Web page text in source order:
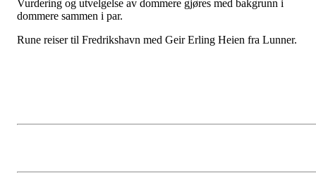
Vurdering og utvelgelse av dommere gjøres med bakgrunn i
dommere sammen i par.
Rune reiser til Fredrikshavn med Geir Erling Heien fra Lunner.